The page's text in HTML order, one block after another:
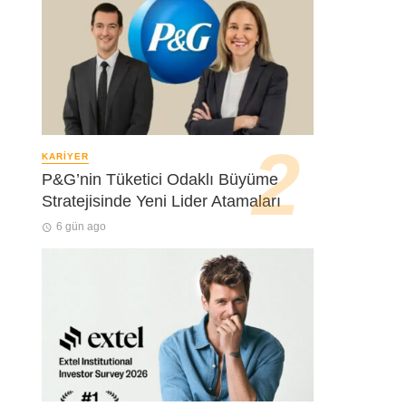
KARIYER
P&G’nin Tüketici Odaklı Büyüme
Stratejisinde Yeni Lider Atamaları
6 gün ago